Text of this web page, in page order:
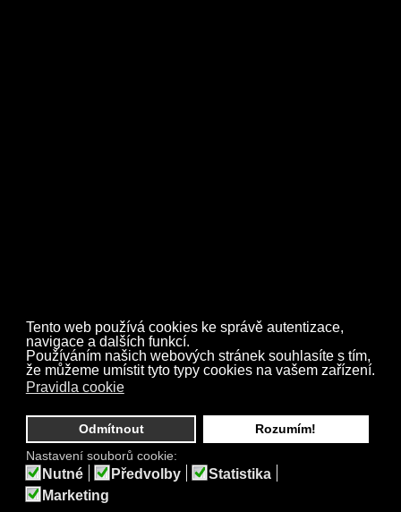
Tento web používá cookies ke správě autentizace,
navigace a dalších funkcí.
Používáním našich webových stránek souhlasíte s tím,
že můžeme umístit tyto typy cookies na vašem zařízení.
Pravidla cookie
Odmítnout
Rozumím!
Nastavení souborů cookie:
Nutné Předvolby
Statistika
Marketing
© COPYRIGHTTHE APPLES
PREZENTACI VYTVOŘILA